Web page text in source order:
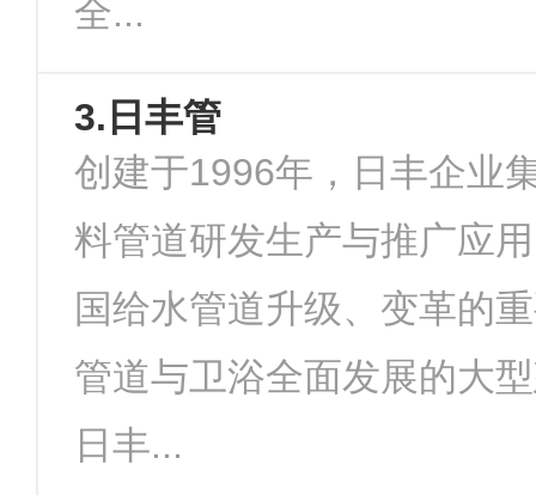
全...
3.日丰管
创建于1996年，日丰企业
料管道研发生产与推广应
国给水管道升级、变革的
管道与卫浴全面发展的大
日丰...